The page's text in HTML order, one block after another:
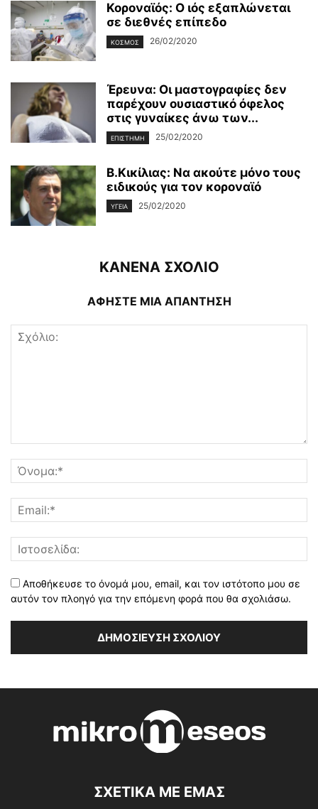
Κοροναϊός: Ο ιός εξαπλώνεται
σε διεθνές επίπεδο
ΚΌΣΜΟΣ 26/02/2020
Έρευνα: Οι μαστογραφίες δεν
παρέχουν ουσιαστικό όφελος
στις γυναίκες άνω των...
ΕΠΙΣΤΉΜΗ 25/02/2020
Β.Κικίλιας: Να ακούτε μόνο τους
ειδικούς για τον κοροναϊό
ΥΓΕΊΑ 25/02/2020
ΚΑΝΕΝΑ ΣΧΟΛΙΟ
ΑΦΗΣΤΕ ΜΙΑ ΑΠΑΝΤΗΣΗ
Αποθήκευσε το όνομά μου, email, και τον ιστότοπο μου σε
αυτόν τον πλοηγό για την επόμενη φορά που θα σχολιάσω.
ΣΧΕΤΙΚΑ ΜΕ ΕΜΑΣ